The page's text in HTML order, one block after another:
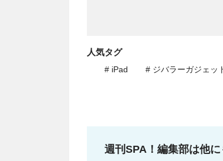
人気タグ
# iPad # ジバラーガジェッ
週刊SPA！編集部は他